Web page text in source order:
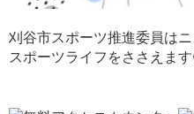
刈谷市スポーツ推進委員は
スポーツライフをささえま